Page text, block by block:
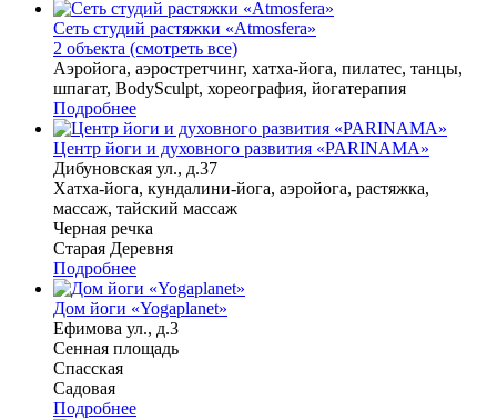
Сеть студий растяжки «Atmosfera»
2 объекта (смотреть все)
Аэройога, аэростретчинг, хатха-йога, пилатес, танцы,
шпагат, BodySculpt, хореография, йогатерапия
Подробнее
Центр йоги и духовного развития «PARINAMA»
Дибуновская ул., д.37
Хатха-йога, кундалини-йога, аэройога, растяжка,
массаж, тайский массаж
Черная речка
Старая Деревня
Подробнее
Дом йоги «Yogaplanet»
Ефимова ул., д.3
Сенная площадь
Спасская
Садовая
Подробнее